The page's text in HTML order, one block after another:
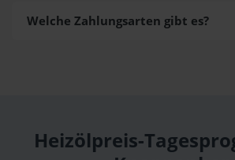
Welche Zahlungsarten gibt es?
Heizölpreis-